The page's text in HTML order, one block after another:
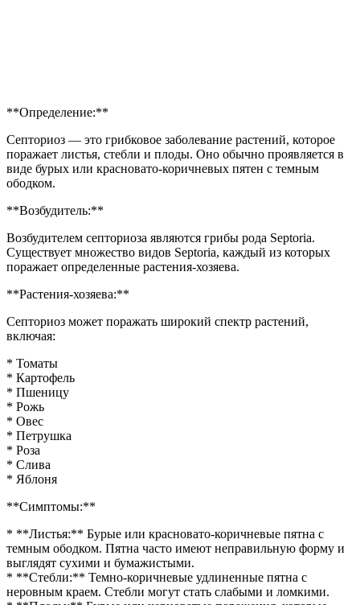
**Определение:**
Септориоз — это грибковое заболевание растений, которое
поражает листья, стебли и плоды. Оно обычно проявляется в
виде бурых или красновато-коричневых пятен с темным
ободком.
**Возбудитель:**
Возбудителем септориоза являются грибы рода Septoria.
Существует множество видов Septoria, каждый из которых
поражает определенные растения-хозяева.
**Растения-хозяева:**
Септориоз может поражать широкий спектр растений,
включая:
* Томаты
* Картофель
* Пшеницу
* Рожь
* Овес
* Петрушка
* Роза
* Слива
* Яблоня
**Симптомы:**
* **Листья:** Бурые или красновато-коричневые пятна с
темным ободком. Пятна часто имеют неправильную форму и
выглядят сухими и бумажистыми.
* **Стебли:** Темно-коричневые удлиненные пятна с
неровным краем. Стебли могут стать слабыми и ломкими.